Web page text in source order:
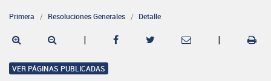
Primera Resoluciones Generales Detalle
| |
VER PÁGINAS PUBLICADAS